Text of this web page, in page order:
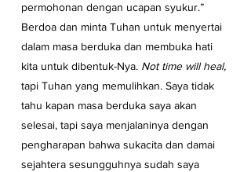
permohonan dengan ucapan syukur.”
Berdoa dan minta Tuhan untuk menyertai
dalam masa berduka dan membuka hati
kita untuk dibentuk-Nya. Not time will heal,
tapi Tuhan yang memulihkan. Saya tidak
tahu kapan masa berduka saya akan
selesai, tapi saya menjalaninya dengan
pengharapan bahwa sukacita dan damai
sejahtera sesungguhnya sudah saya